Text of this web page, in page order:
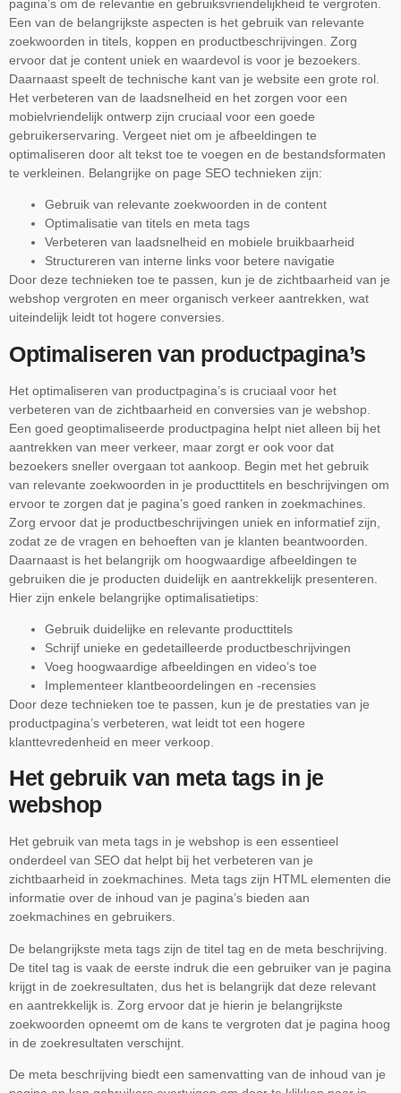
pagina’s om de relevantie en gebruiksvriendelijkheid te vergroten.
Een van de belangrijkste aspecten is het gebruik van relevante
zoekwoorden in titels, koppen en productbeschrijvingen. Zorg
ervoor dat je content uniek en waardevol is voor je bezoekers.
Daarnaast speelt de technische kant van je website een grote rol.
Het verbeteren van de laadsnelheid en het zorgen voor een
mobielvriendelijk ontwerp zijn cruciaal voor een goede
gebruikerservaring. Vergeet niet om je afbeeldingen te
optimaliseren door alt tekst toe te voegen en de bestandsformaten
te verkleinen. Belangrijke on page SEO technieken zijn:
Gebruik van relevante zoekwoorden in de content
Optimalisatie van titels en meta tags
Verbeteren van laadsnelheid en mobiele bruikbaarheid
Structureren van interne links voor betere navigatie
Door deze technieken toe te passen, kun je de zichtbaarheid van je
webshop vergroten en meer organisch verkeer aantrekken, wat
uiteindelijk leidt tot hogere conversies.
Optimaliseren van productpagina’s
Het optimaliseren van productpagina’s is cruciaal voor het
verbeteren van de zichtbaarheid en conversies van je webshop.
Een goed geoptimaliseerde productpagina helpt niet alleen bij het
aantrekken van meer verkeer, maar zorgt er ook voor dat
bezoekers sneller overgaan tot aankoop. Begin met het gebruik
van relevante zoekwoorden in je producttitels en beschrijvingen om
ervoor te zorgen dat je pagina’s goed ranken in zoekmachines.
Zorg ervoor dat je productbeschrijvingen uniek en informatief zijn,
zodat ze de vragen en behoeften van je klanten beantwoorden.
Daarnaast is het belangrijk om hoogwaardige afbeeldingen te
gebruiken die je producten duidelijk en aantrekkelijk presenteren.
Hier zijn enkele belangrijke optimalisatietips:
Gebruik duidelijke en relevante producttitels
Schrijf unieke en gedetailleerde productbeschrijvingen
Voeg hoogwaardige afbeeldingen en video’s toe
Implementeer klantbeoordelingen en -recensies
Door deze technieken toe te passen, kun je de prestaties van je
productpagina’s verbeteren, wat leidt tot een hogere
klanttevredenheid en meer verkoop.
Het gebruik van meta tags in je
webshop
Het gebruik van meta tags in je webshop is een essentieel
onderdeel van SEO dat helpt bij het verbeteren van je
zichtbaarheid in zoekmachines. Meta tags zijn HTML elementen die
informatie over de inhoud van je pagina’s bieden aan
zoekmachines en gebruikers.
De belangrijkste meta tags zijn de titel tag en de meta beschrijving.
De titel tag is vaak de eerste indruk die een gebruiker van je pagina
krijgt in de zoekresultaten, dus het is belangrijk dat deze relevant
en aantrekkelijk is. Zorg ervoor dat je hierin je belangrijkste
zoekwoorden opneemt om de kans te vergroten dat je pagina hoog
in de zoekresultaten verschijnt.
De meta beschrijving biedt een samenvatting van de inhoud van je